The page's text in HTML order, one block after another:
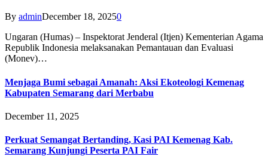
By adminDecember 18, 20250
Ungaran (Humas) – Inspektorat Jenderal (Itjen) Kementerian Agama
Republik Indonesia melaksanakan Pemantauan dan Evaluasi
(Monev)…
Menjaga Bumi sebagai Amanah: Aksi Ekoteologi Kemenag
Kabupaten Semarang dari Merbabu
December 11, 2025
Perkuat Semangat Bertanding, Kasi PAI Kemenag Kab.
Semarang Kunjungi Peserta PAI Fair